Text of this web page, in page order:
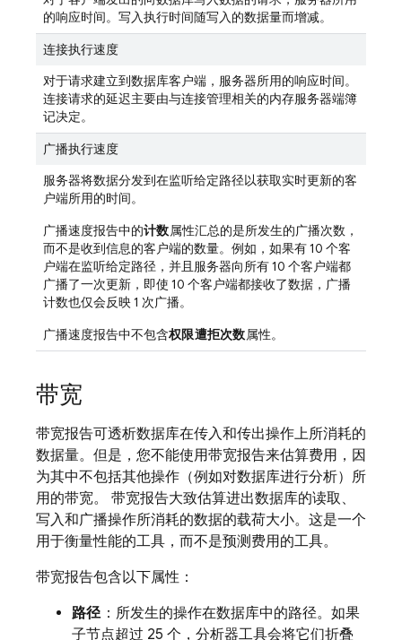
的响应时间。写入执行时间随写入的数据量而增减。
连接执行速度
对于请求建立到数据库客户端，服务器所用的响应时间。
连接请求的延迟主要由与连接管理相关的内存服务器端簿
记决定。
广播执行速度
服务器将数据分发到在监听给定路径以获取实时更新的客
户端所用的时间。
广播速度报告中的计数属性汇总的是所发生的广播次数，
而不是收到信息的客户端的数量。例如，如果有 10 个客
户端在监听给定路径，并且服务器向所有 10 个客户端都
广播了一次更新，即使 10 个客户端都接收了数据，广播
计数也仅会反映 1 次广播。
广播速度报告中不包含权限遭拒次数属性。
带宽
带宽报告可透析数据库在传入和传出操作上所消耗的
数据量。但是，您不能使用带宽报告来估算费用，因
为其中不包括其他操作（例如对数据库进行分析）所
用的带宽。 带宽报告大致估算进出数据库的读取、
写入和广播操作所消耗的数据的载荷大小。这是一个
用于衡量性能的工具，而不是预测费用的工具。
带宽报告包含以下属性：
路径：所发生的操作在数据库中的路径。如果
子节点超过 25 个，分析器工具会将它们折叠